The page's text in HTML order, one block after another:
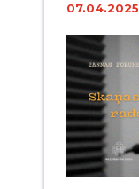
07.04.2025